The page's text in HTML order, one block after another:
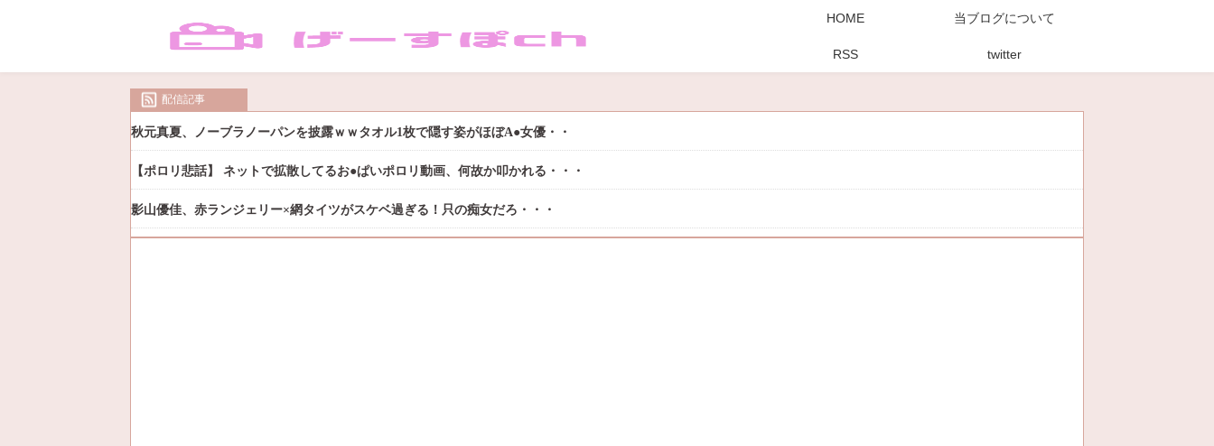
HOME 当ブログについて
RSS twitter
配信記事
秋元真夏、ノーブラノーパンを披露ｗｗタオル1枚で隠す姿がほぼA●女優・・
【ポロリ悲話】 ネットで拡散してるお●ぱいポロリ動画、何故か叩かれる・・・
影山優佳、赤ランジェリー×網タイツがスケベ過ぎる！只の痴女だろ・・・